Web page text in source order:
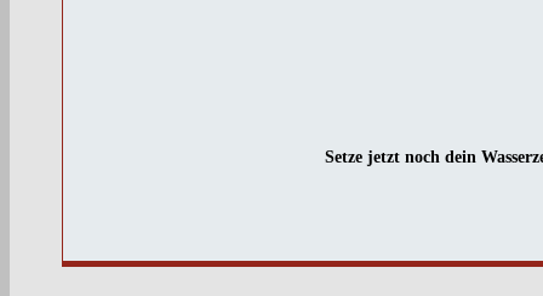
Setze jetzt noch dein